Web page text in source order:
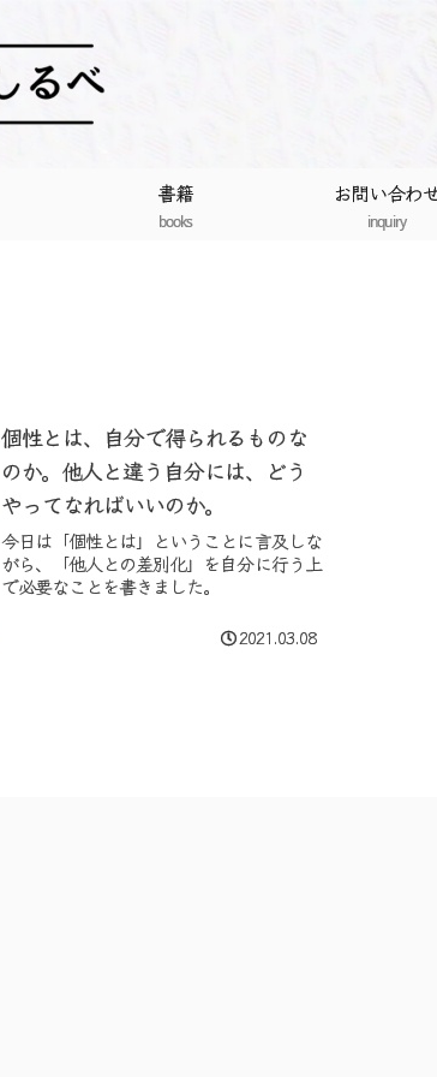
書籍
books
お問い合わ
inquiry
個性とは、自分で得られるものな
のか。他人と違う自分には、どう
やってなればいいのか。
今日は「個性とは」ということに言及しな
がら、「他人との差別化」を自分に行う上
で必要なことを書きました。
2021.03.08